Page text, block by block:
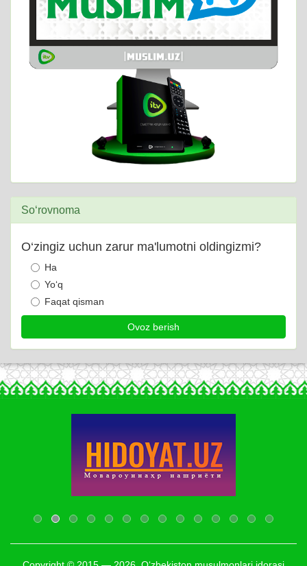
So‘rovnoma
O‘zingiz uchun zarur ma'lumotni oldingizmi?
Ha
Yo‘q
Faqat qisman